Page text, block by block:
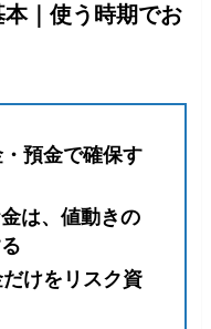
｜使う時期でお
預金で確保す
は、値動きの
けをリスク資